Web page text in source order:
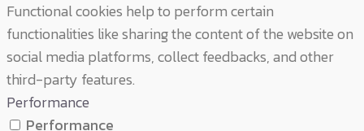
Functional cookies help to perform certain
functionalities like sharing the content of the website on
social media platforms, collect feedbacks, and other
third-party features.
Performance
Performance